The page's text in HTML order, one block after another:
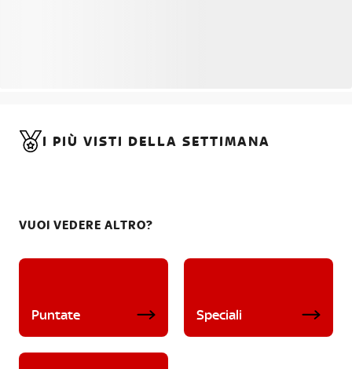
I PIÙ VISTI DELLA SETTIMANA
VUOI VEDERE ALTRO?
Puntate Speciali